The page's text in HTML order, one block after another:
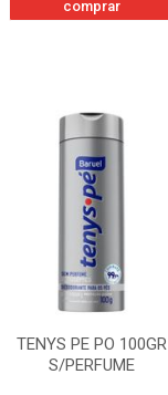
comprar
TENYS PE PO 100GR
S/PERFUME